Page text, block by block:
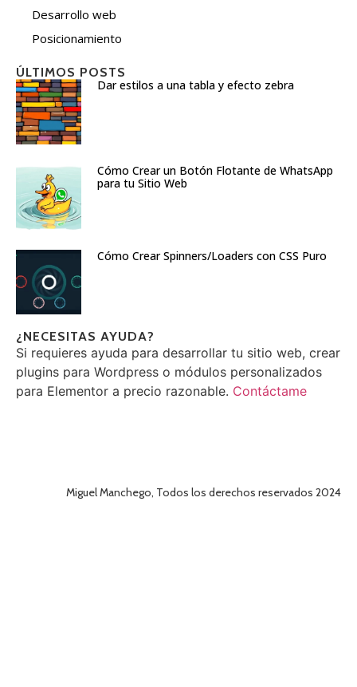
Desarrollo web
Posicionamiento
ÚLTIMOS POSTS
Dar estilos a una tabla y efecto zebra
Cómo Crear un Botón Flotante de WhatsApp
para tu Sitio Web
Cómo Crear Spinners/Loaders con CSS Puro
¿NECESITAS AYUDA?
Si requieres ayuda para desarrollar tu sitio web, crear
plugins para Wordpress o módulos personalizados
para Elementor a precio razonable. Contáctame
Miguel Manchego, Todos los derechos reservados 2024